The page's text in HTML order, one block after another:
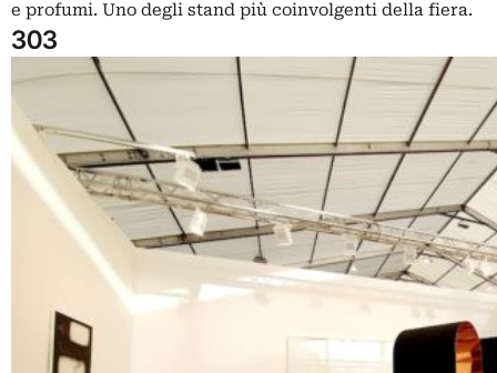
e profumi. Uno degli stand più coinvolgenti della fiera.
303